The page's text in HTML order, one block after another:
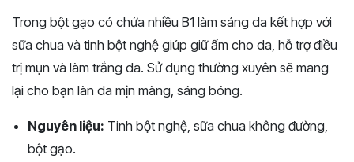
Trong bột gạo có chứa nhiều B1 làm sáng da kết hợp với
sữa chua và tinh bột nghệ giúp giữ ẩm cho da, hỗ trợ điều
trị mụn và làm trắng da. Sử dụng thường xuyên sẽ mang
lại cho bạn làn da mịn màng, sáng bóng.
Nguyên liệu: Tinh bột nghệ, sữa chua không đường,
bột gạo.